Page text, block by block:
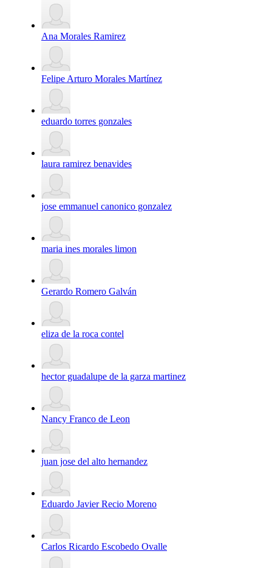
Ana Morales Ramirez
Felipe Arturo Morales Martínez
eduardo torres gonzales
laura ramirez benavides
jose emmanuel canonico gonzalez
maria ines morales limon
Gerardo Romero Galván
eliza de la roca contel
hector guadalupe de la garza martinez
Nancy Franco de Leon
juan jose del alto hernandez
Eduardo Javier Recio Moreno
Carlos Ricardo Escobedo Ovalle